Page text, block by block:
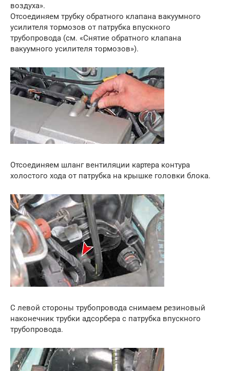
воздуха».
Отсоединяем трубку обратного клапана вакуумного
усилителя тормозов от патрубка впускного
трубопровода (см. «Снятие обратного клапана
вакуумного усилителя тормозов»).
Отсоединяем шланг вентиляции картера контура
холостого хода от патрубка на крышке головки блока.
С левой стороны трубопровода снимаем резиновый
наконечник трубки адсорбера с патрубка впускного
трубопровода.